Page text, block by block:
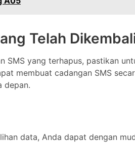
Telah
SMS yang terhapus, pastikan
membuat cadangan SMS
depan.
data, Anda dapat dengan